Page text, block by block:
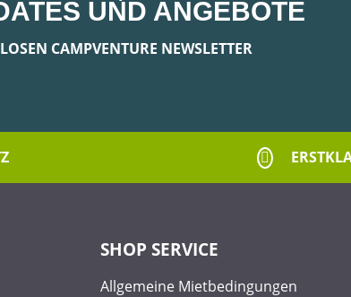
UND ANGEBOTE
CAMPVENTURE NEWSLETTER
SHOP SERVICE
Allgemeine Mietbedingungen